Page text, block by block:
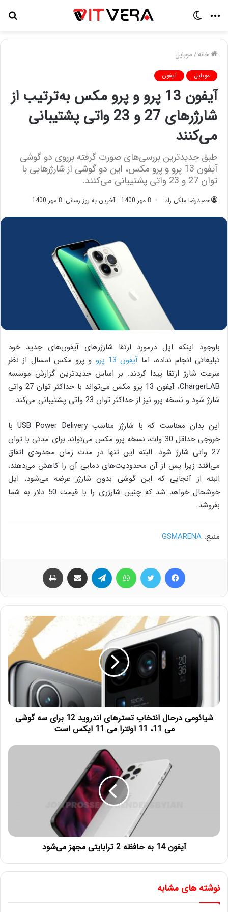
منو
خانه/موبایل
موبایل آیفون
آیفون 13 پرو و پرو مکس به‌ترتیب از
شارژرهای 27 و 23 واتی پشتیبانی
می‌کنند
طبق جدیدترین بررسی‌های صورت گرفته برروی دو گوشی
آیفون 13 پرو و پرو مکس، این دو گوشی از شارژرهایی با
توان 27 و 23 واتی پشتیبانی می‌کنند.
حمیدرضا ملکی راد 8 مهر 1400 آخرین به روز رسانی: 8 مهر 1400
باوجود اینکه اپل درمورد ارتقا شارژرهای آیفون‌های جدید خود
تبلیغاتی انجام نداده، اما آیفون 13 پرو
و پرو مکس امسال از نظر
سرعت شارژ ارتقا پیدا کردند. بر اساس جدیدترین گزارش موسسه
ChargerLAB، آیفون 13 پرو مکس می‌تواند با حداکثر توان 27 واتی
شارژ شود و نسخه پرو نیز از حداکثر توان 23 واتی پشتیبانی می‌کند.
این بدان معناست که با شارژر مناسب USB Power Delivery با
خروجی حداقل 30 وات، نسخه پرو مکس می‌تواند برای مدتی با توان
27 واتی شارژ شود. البته این تنها در مدت زمان محدودی اتفاق
می‌افتد زیرا پس از آن محدودیت‌های دمایی آن را کاهش می‌دهند.
البته از آنجایی که این گوشی بدون شارژر عرضه می‌شود، اپل
خوشحال خواهد شد که چنین شارژری را با قیمت 50 دلار به شما
بفروشد.
منبع: GSMARENA
شیائومی درحال انتخاب تسترهای اندروید 12 برای سه گوشی
می 11، 11 اولترا می 11 ایکس است
آیفون 14 به حافظه 2 ترابایتی مجهز می‌شود
نوشته های مشابه